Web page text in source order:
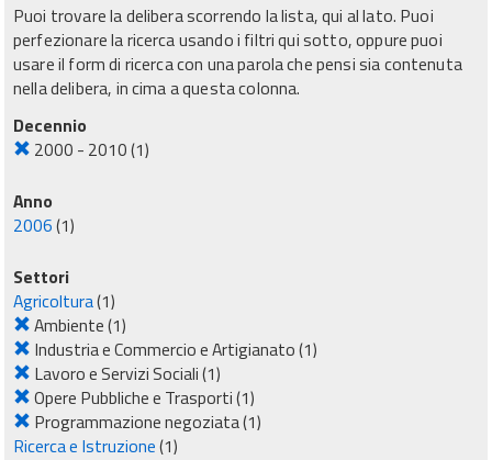
Puoi trovare la delibera scorrendo la lista, qui al lato. Puoi
perfezionare la ricerca usando i filtri qui sotto, oppure puoi
usare il form di ricerca con una parola che pensi sia contenuta
nella delibera, in cima a questa colonna.
Decennio
2000 - 2010(1)
Anno
2006(1)
Settori
Agricoltura(1)
Ambiente(1)
Industria e Commercio e Artigianato(1)
Lavoro e Servizi Sociali(1)
Opere Pubbliche e Trasporti(1)
Programmazione negoziata(1)
Ricerca e Istruzione(1)